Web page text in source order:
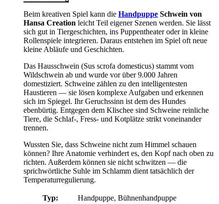
Beim kreativen Spiel kann die Handpuppe Schwein von
Hansa Creation leicht Teil eigener Szenen werden. Sie lässt
sich gut in Tiergeschichten, ins Puppentheater oder in kleine
Rollenspiele integrieren. Daraus entstehen im Spiel oft neue
kleine Abläufe und Geschichten.
Das Hausschwein (Sus scrofa domesticus) stammt vom
Wildschwein ab und wurde vor über 9.000 Jahren
domestiziert. Schweine zählen zu den intelligentesten
Haustieren — sie lösen komplexe Aufgaben und erkennen
sich im Spiegel. Ihr Geruchssinn ist dem des Hundes
ebenbürtig. Entgegen dem Klischee sind Schweine reinliche
Tiere, die Schlaf-, Fress- und Kotplätze strikt voneinander
trennen.
Wussten Sie, dass Schweine nicht zum Himmel schauen
können? Ihre Anatomie verhindert es, den Kopf nach oben zu
richten. Außerdem können sie nicht schwitzen — die
sprichwörtliche Suhle im Schlamm dient tatsächlich der
Temperaturregulierung.
Typ:
Handpuppe, Bühnenhandpuppe